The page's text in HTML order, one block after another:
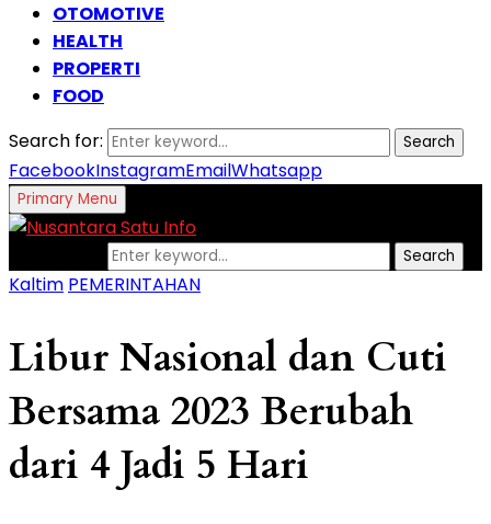
OTOMOTIVE
HEALTH
PROPERTI
FOOD
Search for:
Search
FacebookInstagramEmailWhatsapp
Primary Menu
Search
Kaltim PEMERINTAHAN
Libur Nasional dan Cuti
Bersama 2023 Berubah
dari 4 Jadi 5 Hari